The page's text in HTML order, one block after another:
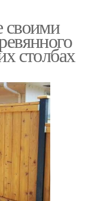
своими
столбах